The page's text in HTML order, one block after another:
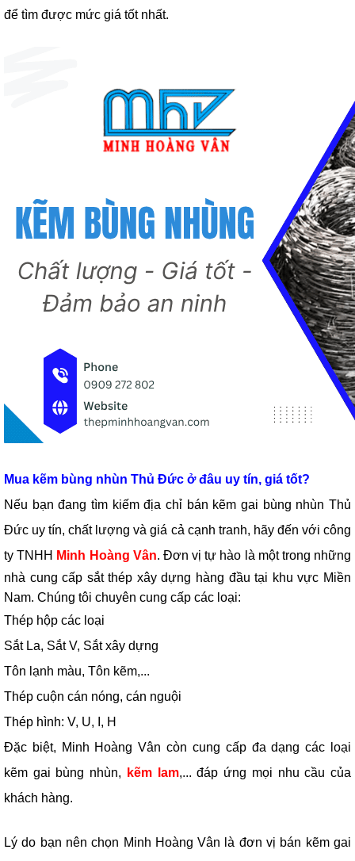
để tìm được mức giá tốt nhất.
Mua kẽm bùng nhùn Thủ Đức ở đâu uy tín, giá tốt?
Nếu bạn đang tìm kiếm địa chỉ bán kẽm gai bùng nhùn Thủ
Đức uy tín, chất lượng và giá cả cạnh tranh, hãy đến với công
ty TNHH Minh Hoàng Vân. Đơn vị tự hào là một trong những
nhà cung cấp sắt thép xây dựng hàng đầu tại khu vực Miền
Nam. Chúng tôi chuyên cung cấp các loại:
Thép hộp các loại
Sắt La, Sắt V, Sắt xây dựng
Tôn lạnh màu, Tôn kẽm,...
Thép cuộn cán nóng, cán nguội
Thép hình: V, U, I, H
Đặc biệt, Minh Hoàng Vân còn cung cấp đa dạng các loại
kẽm gai bùng nhùn,
kẽm lam,... đáp ứng mọi nhu cầu của
khách hàng.
Lý do bạn nên chọn Minh Hoàng Vân là đơn vị bán kẽm gai